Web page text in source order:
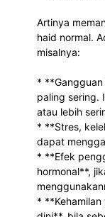
Artinya
haid normal.
misalnya:
*
paling sering.
atau lebih
* **Stres,
dapat
* **Efek
hormonal**,
*